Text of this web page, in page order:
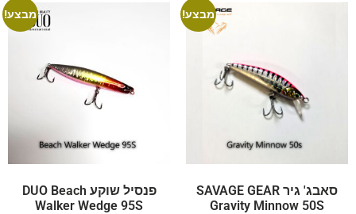
מבצע!
סאבג' גיר SAVAGE GEAR
Gravity Minnow 50S
מבצע!
פנסיל שוקע DUO Beach
Walker Wedge 95S